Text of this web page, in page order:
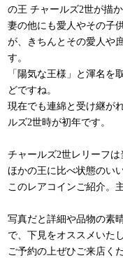
の王 チャールズ2世が描
妻の他にも愛人やその子
が、きちんとその愛人や
す。
「陽気な王様」と渾名を
どですね。
現在でも連綿と受け継が
ルズ2世時が初年です。
チャールズ2世レリーフは
ほかの王に比べ状態のい
このレアコインご紹介。
写真だと詳細や品物の素
で、下見をオススメいた
ご予約の上ぜひご来店く